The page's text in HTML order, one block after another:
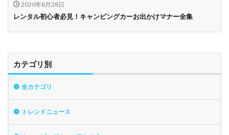
2020年8月28日
レンタル初心者必見！キャンピングカーお出かけマナー全集
カテゴリ別
全カテゴリ
トレンドニュース